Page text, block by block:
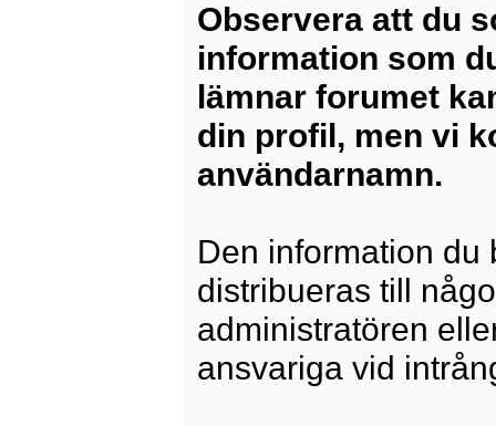
Observera att du
information som
lämnar forumet
din profil, men vi
användarnamn.
Den information du
distribueras till
administratören
ansvariga vid